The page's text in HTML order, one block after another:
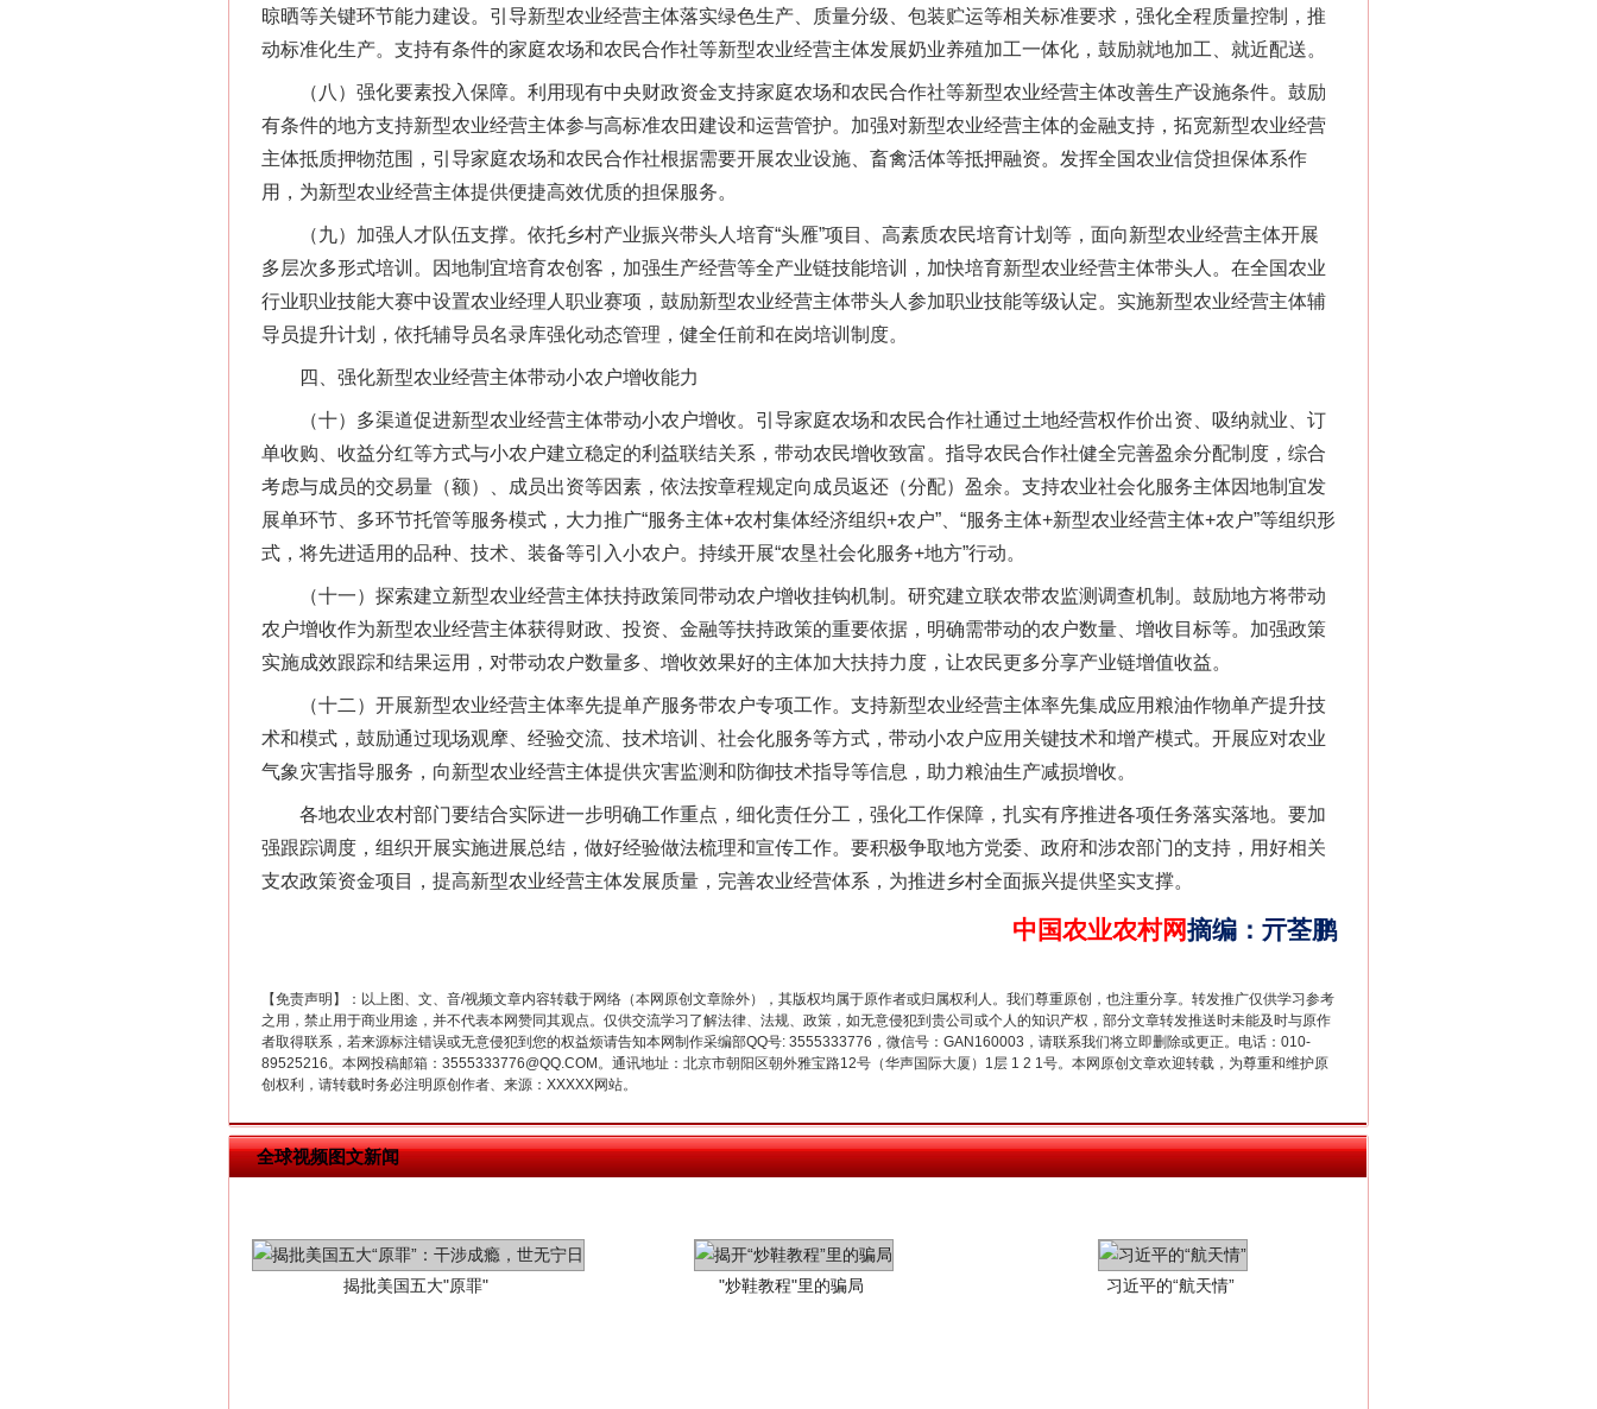
晾晒等关键环节能力建设。引导新型农业经营主体落实绿色生产、质量分级、包装贮运等相关标准要求，强化全程质量控制，推
动标准化生产。支持有条件的家庭农场和农民合作社等新型农业经营主体发展奶业养殖加工一体化，鼓励就地加工、就近配送。
（八）强化要素投入保障。利用现有中央财政资金支持家庭农场和农民合作社等新型农业经营主体改善生产设施条件。鼓励
有条件的地方支持新型农业经营主体参与高标准农田建设和运营管护。加强对新型农业经营主体的金融支持，拓宽新型农业经营
主体抵质押物范围，引导家庭农场和农民合作社根据需要开展农业设施、畜禽活体等抵押融资。发挥全国农业信贷担保体系作
用，为新型农业经营主体提供便捷高效优质的担保服务。
（九）加强人才队伍支撑。依托乡村产业振兴带头人培育“头雁”项目、高素质农民培育计划等，面向新型农业经营主体开展
多层次多形式培训。因地制宜培育农创客，加强生产经营等全产业链技能培训，加快培育新型农业经营主体带头人。在全国农业
行业职业技能大赛中设置农业经理人职业赛项，鼓励新型农业经营主体带头人参加职业技能等级认定。实施新型农业经营主体辅
导员提升计划，依托辅导员名录库强化动态管理，健全任前和在岗培训制度。
四、强化新型农业经营主体带动小农户增收能力
（十）多渠道促进新型农业经营主体带动小农户增收。引导家庭农场和农民合作社通过土地经营权作价出资、吸纳就业、订
单收购、收益分红等方式与小农户建立稳定的利益联结关系，带动农民增收致富。指导农民合作社健全完善盈余分配制度，综合
考虑与成员的交易量（额）、成员出资等因素，依法按章程规定向成员返还（分配）盈余。支持农业社会化服务主体因地制宜发
展单环节、多环节托管等服务模式，大力推广“服务主体+农村集体经济组织+农户”、“服务主体+新型农业经营主体+农户”等组织形
式，将先进适用的品种、技术、装备等引入小农户。持续开展“农垦社会化服务+地方”行动。
（十一）探索建立新型农业经营主体扶持政策同带动农户增收挂钩机制。研究建立联农带农监测调查机制。鼓励地方将带动
农户增收作为新型农业经营主体获得财政、投资、金融等扶持政策的重要依据，明确需带动的农户数量、增收目标等。加强政策
实施成效跟踪和结果运用，对带动农户数量多、增收效果好的主体加大扶持力度，让农民更多分享产业链增值收益。
（十二）开展新型农业经营主体率先提单产服务带农户专项工作。支持新型农业经营主体率先集成应用粮油作物单产提升技
术和模式，鼓励通过现场观摩、经验交流、技术培训、社会化服务等方式，带动小农户应用关键技术和增产模式。开展应对农业
气象灾害指导服务，向新型农业经营主体提供灾害监测和防御技术指导等信息，助力粮油生产减损增收。
各地农业农村部门要结合实际进一步明确工作重点，细化责任分工，强化工作保障，扎实有序推进各项任务落实落地。要加
强跟踪调度，组织开展实施进展总结，做好经验做法梳理和宣传工作。要积极争取地方党委、政府和涉农部门的支持，用好相关
支农政策资金项目，提高新型农业经营主体发展质量，完善农业经营体系，为推进乡村全面振兴提供坚实支撑。
中国农业农村网摘编 ： 亓荃鹏
【免责声明】：以上图、文、音/视频文章内容转载于网络（本网原创文章除外），其版权均属于原作者或归属权利人。我们尊重原创，也注重分享。转发推广仅供学习参考
之用，禁止用于商业用途，并不代表本网赞同其观点。仅供交流学习了解法律、法规、政策，如无意侵犯到贵公司或个人的知识产权，部分文章转发推送时未能及时与原作
者取得联系，若来源标注错误或无意侵犯到您的权益烦请告知本网制作采编部QQ号: 3555333776，微信号：GAN160003，请联系我们将立即删除或更正。电话：010-
89525216。本网投稿邮箱：3555333776@QQ.COM。通讯地址：北京市朝阳区朝外雅宝路12号（华声国际大厦）1层 1 2 1号。本网原创文章欢迎转载，为尊重和维护原
创权利，请转载时务必注明原创作者、来源：XXXXX网站。
全球视频图文新闻
在谋一域中谋全局
习近平的博鳌关键词
魏明亮严重违纪违法案透视
“刷贴”乱象丛生
生物安全法正式实施 别拿“量子”当幌子
揭批美国五大"原罪" "炒鞋教程"里的骗局 习近平的“航天情”